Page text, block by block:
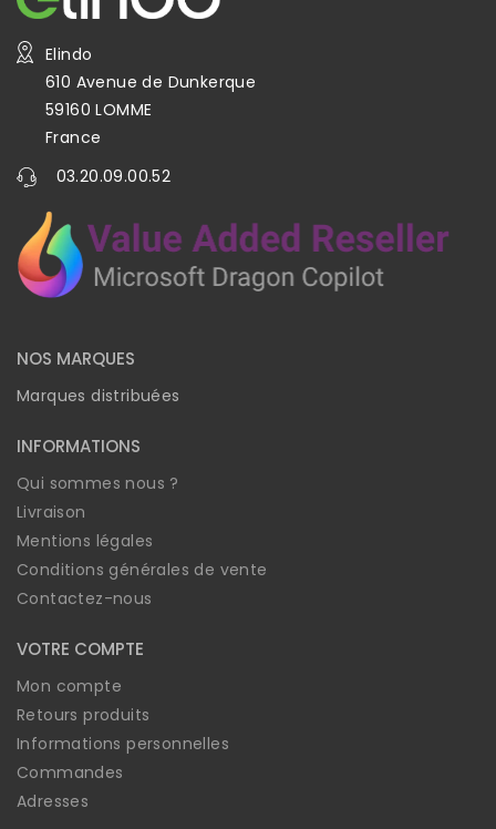
Elindo
610 Avenue de Dunkerque
59160 LOMME
France
03.20.09.00.52
NOS MARQUES
Marques distribuées
INFORMATIONS
Qui sommes nous ?
Livraison
Mentions légales
Conditions générales de vente
Contactez-nous
VOTRE COMPTE
Mon compte
Retours produits
Informations personnelles
Commandes
Adresses